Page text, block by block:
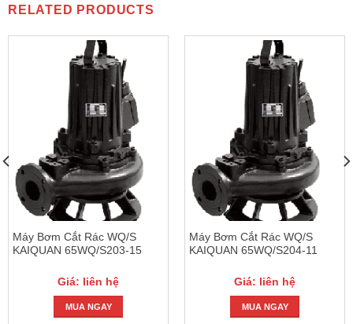
RELATED PRODUCTS
Máy Bơm Cắt Rác WQ/S
KAIQUAN 65WQ/S203-15
Giá: liên hệ
MUA NGAY
Máy Bơm Cắt Rác WQ/S
KAIQUAN 65WQ/S204-11
Giá: liên hệ
MUA NGAY